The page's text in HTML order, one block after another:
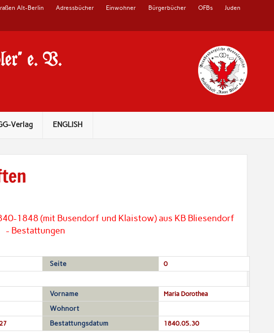
Alt-Berlin Adressbücher Einwohner Bürgerbücher OFBs Juden
e. V.
Verlag ENGLISH
1848 (mit Busendorf und Klaistow) aus KB Bliesendorf
- Bestattungen
Seite 0
Vorname Maria Dorothea
Wohnort
Bestattungsdatum 1840.05.30